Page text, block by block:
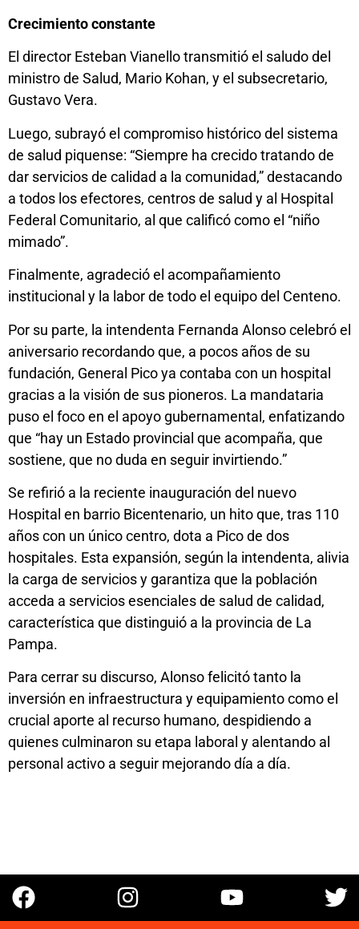
Crecimiento constante
El director Esteban Vianello transmitió el saludo del
ministro de Salud, Mario Kohan, y el subsecretario,
Gustavo Vera.
Luego, subrayó el compromiso histórico del sistema
de salud piquense: “Siempre ha crecido tratando de
dar servicios de calidad a la comunidad,” destacando
a todos los efectores, centros de salud y al Hospital
Federal Comunitario, al que calificó como el “niño
mimado”.
Finalmente, agradeció el acompañamiento
institucional y la labor de todo el equipo del Centeno.
Por su parte, la intendenta Fernanda Alonso celebró el
aniversario recordando que, a pocos años de su
fundación, General Pico ya contaba con un hospital
gracias a la visión de sus pioneros. La mandataria
puso el foco en el apoyo gubernamental, enfatizando
que “hay un Estado provincial que acompaña, que
sostiene, que no duda en seguir invirtiendo.”
Se refirió a la reciente inauguración del nuevo
Hospital en barrio Bicentenario, un hito que, tras 110
años con un único centro, dota a Pico de dos
hospitales. Esta expansión, según la intendenta, alivia
la carga de servicios y garantiza que la población
acceda a servicios esenciales de salud de calidad,
característica que distinguió a la provincia de La
Pampa.
Para cerrar su discurso, Alonso felicitó tanto la
inversión en infraestructura y equipamiento como el
crucial aporte al recurso humano, despidiendo a
quienes culminaron su etapa laboral y alentando al
personal activo a seguir mejorando día a día.